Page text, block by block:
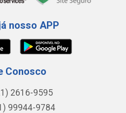
nosso APP
Conosco
2616-9595
99944-9784